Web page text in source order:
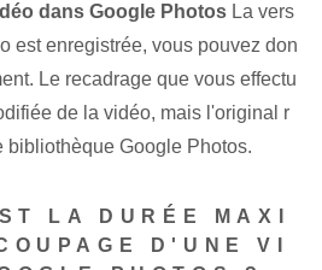
dans Google Photos La vers
est enregistrée, vous pouvez don
Le recadrage que vous effectu
de la vidéo, mais l'original r
bibliothèque Google Photos.
LA DURÉE MAXI
D'UNE VI